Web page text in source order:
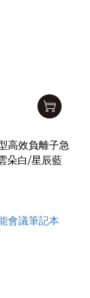
高效負離子急
朵白/星辰藍